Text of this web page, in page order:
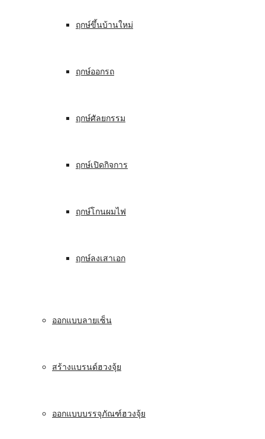
ฤกษ์ขึ้นบ้านใหม่
ฤกษ์ออกรถ
ฤกษ์ศัลยกรรม
ฤกษ์เปิดกิจการ
ฤกษ์โกนผมไฟ
ฤกษ์ลงเสาเอก
ออกแบบลายเซ็น
สร้างแบรนด์ฮวงจุ้ย
ออกแบบบรรจุภัณฑ์ฮวงจุ้ย